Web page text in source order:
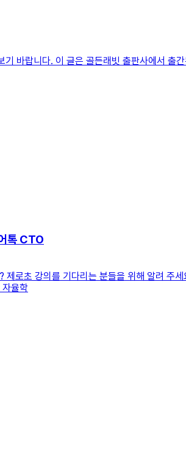
기 바랍니다. 이 글은 골든래빗 출판사에서
톡 CTO
로초 강의를 기다리는 분들을 위해 알려 주
자율학